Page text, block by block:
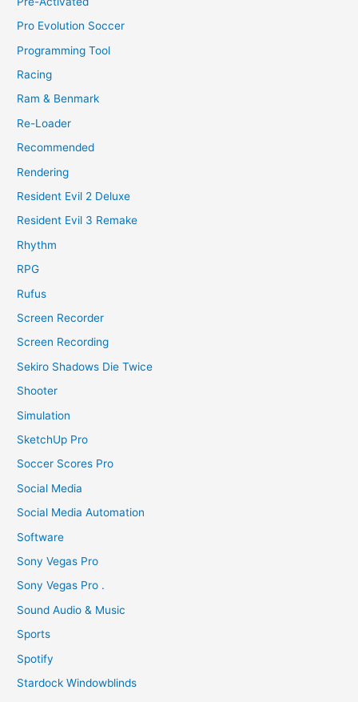
Pro Evolution Soccer
Programming Tool
Racing
Ram & Benmark
Re-Loader
Recommended
Rendering
Resident Evil 2 Deluxe
Resident Evil 3 Remake
Rhythm
RPG
Rufus
Screen Recorder
Screen Recording
Sekiro Shadows Die Twice
Shooter
Simulation
SketchUp Pro
Soccer Scores Pro
Social Media
Social Media Automation
Software
Sony Vegas Pro
Sony Vegas Pro .
Sound Audio & Music
Sports
Spotify
Stardock Windowblinds